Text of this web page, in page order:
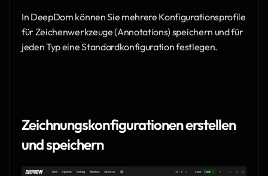
In DeepDom können Sie mehrere Konfigurationsprofile
für Zeichenwerkzeuge (Annotations) speichern und für
jeden Typ eine Standardkonfiguration festlegen.
Zeichnungskonfigurationen erstellen
und speichern